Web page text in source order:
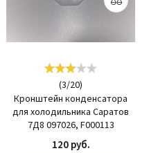
(3/20)
Кронштейн конденсатора
для холодильника Саратов
7Д8 097026, F000113
120 руб.